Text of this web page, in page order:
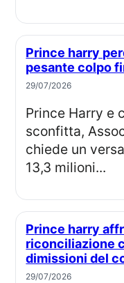
Prince harry perde causa legale e subisce
pesante colpo
29/07/2026
Prince Harry e co-querelanti: dopo la
sconfitta,
chiede un
13,3 milioni...
Prince harry affronta la dura realtà della
riconciliazione
dimissioni del
29/07/2026